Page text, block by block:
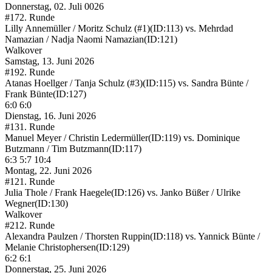
Donnerstag, 02. Juli 0026
#172. Runde
Lilly Annemüller / Moritz Schulz (#1)(ID:113) vs. Mehrdad
Namazian / Nadja Naomi Namazian(ID:121)
Walkover
Samstag, 13. Juni 2026
#192. Runde
Atanas Hoellger / Tanja Schulz (#3)(ID:115) vs. Sandra Bünte /
Frank Bünte(ID:127)
6:0 6:0
Dienstag, 16. Juni 2026
#131. Runde
Manuel Meyer / Christin Ledermüller(ID:119) vs. Dominique
Butzmann / Tim Butzmann(ID:117)
6:3 5:7 10:4
Montag, 22. Juni 2026
#121. Runde
Julia Thole / Frank Haegele(ID:126) vs. Janko Büßer / Ulrike
Wegner(ID:130)
Walkover
#21 2. Runde
Alexandra Paulzen / Thorsten Ruppin(ID:118) vs. Yannick Bünte /
Melanie Christophersen(ID:129)
6:2 6:1
Donnerstag, 25. Juni 2026